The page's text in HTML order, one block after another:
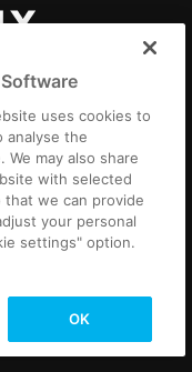
e condições do concurso
Pagamento / Envio
proprietários.
uses cookies to
analyse the
may also share
with selected
that we can provide
your personal
settings" option.
OK